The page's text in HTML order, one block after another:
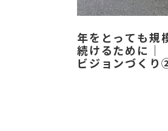
年をとっても規
続けるために｜
ビジョンづくり